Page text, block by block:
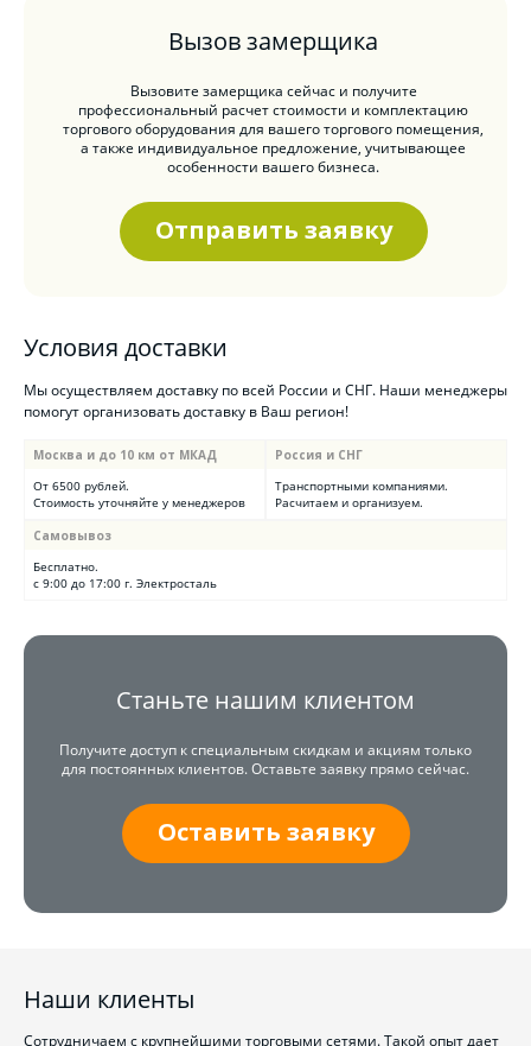
Вызов замерщика
Вызовите замерщика сейчас и получите
профессиональный расчет стоимости и комплектацию
торгового оборудования для вашего торгового помещения,
а также индивидуальное предложение, учитывающее
особенности вашего бизнеса.
Отправить заявку
Условия доставки
Мы осуществляем доставку по всей России и СНГ. Наши менеджеры
помогут организовать доставку в Ваш регион!
Москва и до 10 км от МКАД
От 6500 рублей.
Стоимость уточняйте у менеджеров
Россия и СНГ
Транспортными компаниями.
Расчитаем и организуем.
Самовывоз
Бесплатно.
с 9:00 до 17:00 г. Электросталь
Станьте нашим клиентом
Получите доступ к специальным скидкам и акциям только
для постоянных клиентов. Оставьте заявку прямо сейчас.
Оставить заявку
Наши клиенты
Сотрудничаем с крупнейшими торговыми сетями. Такой опыт дает